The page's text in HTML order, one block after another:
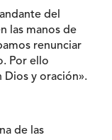
del
las manos de
renunciar
Por ello
Dios y oración».
de las